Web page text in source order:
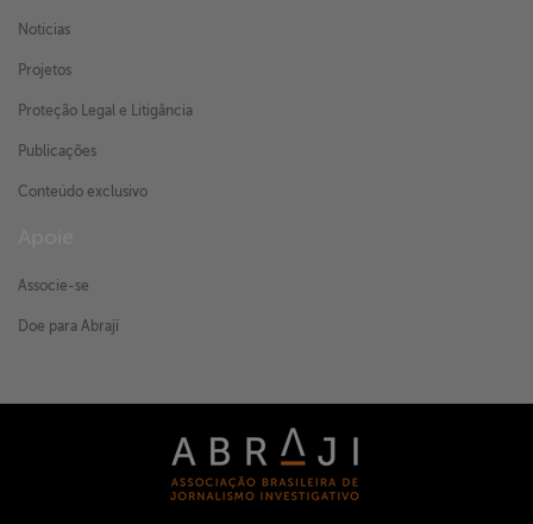
Notícias
Projetos
Proteção Legal e Litigância
Publicações
Conteúdo exclusivo
Associe-se
Doe para Abraji